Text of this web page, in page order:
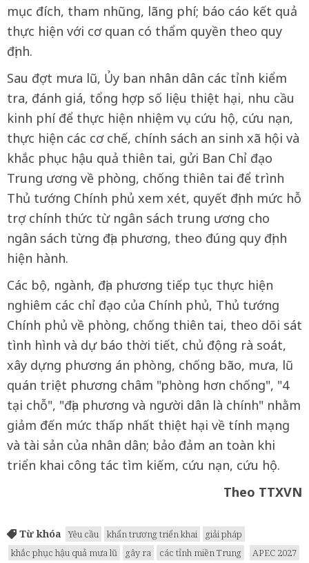
mục đích, tham nhũng, lãng phí; báo cáo kết quả
thực hiện với cơ quan có thẩm quyền theo quy
định.
Sau đợt mưa lũ, Ủy ban nhân dân các tỉnh kiểm
tra, đánh giá, tổng hợp số liệu thiệt hại, nhu cầu
kinh phí để thực hiện nhiệm vụ cứu hộ, cứu nạn,
thực hiện các cơ chế, chính sách an sinh xã hội và
khắc phục hậu quả thiên tai, gửi Ban Chỉ đạo
Trung ương về phòng, chống thiên tai để trình
Thủ tướng Chính phủ xem xét, quyết định mức hỗ
trợ chính thức từ ngân sách trung ương cho
ngân sách từng địa phương, theo đúng quy định
hiện hành.
Các bộ, ngành, địa phương tiếp tục thực hiện
nghiêm các chỉ đạo của Chính phủ, Thủ tướng
Chính phủ về phòng, chống thiên tai, theo dõi sát
tình hình và dự báo thời tiết, chủ động rà soát,
xây dựng phương án phòng, chống bão, mưa, lũ
quán triệt phương châm "phòng hơn chống", "4
tại chỗ", "địa phương và người dân là chính" nhằm
giảm đến mức thấp nhất thiệt hại về tính mạng
và tài sản của nhân dân; bảo đảm an toàn khi
triển khai công tác tìm kiếm, cứu nạn, cứu hộ.
Theo TTXVN
Từ khóa Yêu cầu khẩn trương triển khai
giải pháp
khắc phục hậu quả mưa lũ
gây ra các tỉnh miền Trung
APEC 2027